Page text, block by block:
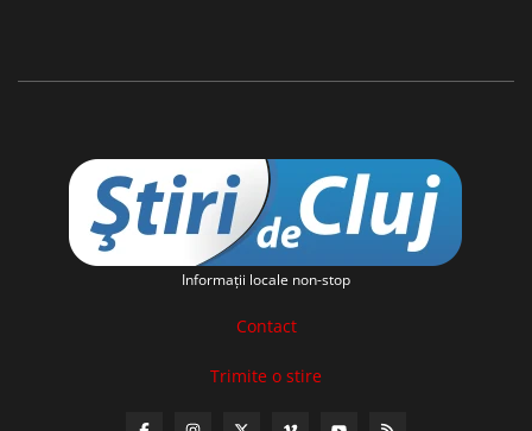
Informaţii locale non-stop
Contact
Trimite o stire